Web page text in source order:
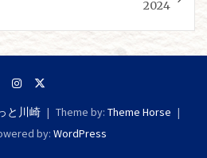
2024
と川崎 Theme by: Theme Horse
by: WordPress